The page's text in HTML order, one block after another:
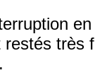
restés très